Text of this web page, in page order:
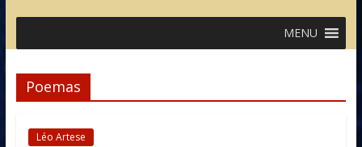
MENU
Poemas
Léo Artese